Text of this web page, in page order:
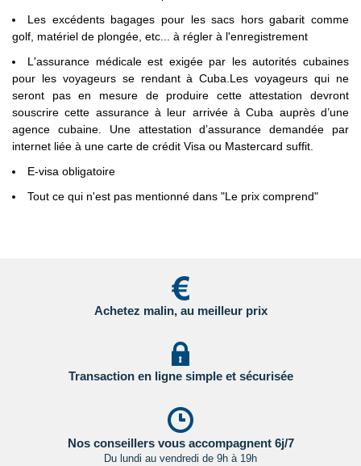
Transit par la Grande Bretagne, les Etat-Unis et le Canada
des formalités spécifiques s'appliquent.Nous vous invitons à
consulter les sites ci-dessous pour plus d’information :
- Grande Bretagne : sur le site du gouvernement britannique
en
Cliquant ici.
- Etats Unis : sur le site du Service Public en
Cliquant ici.
Cliquant ici.
Les formalités administratives et sanitaires étant
susceptibles de changer entre votre réservation et votre
régulièrement le site du ministère des affaires étrangères en
Cliquant ici.
Les excédents bagages pour les sacs hors gabarit comme
golf, matériel de plongée, etc... à régler à l'enregistrement
L'assurance médicale est exigée par les autorités cubaines
pour les voyageurs se rendant à Cuba.Les voyageurs qui ne
seront pas en mesure de produire cette attestation devront
souscrire cette assurance à leur arrivée à Cuba auprès d’une
agence cubaine. Une attestation d’assurance demandée par
internet liée à une carte de crédit Visa ou Mastercard suffit.
E-visa obligatoire
Tout ce qui n'est pas mentionné dans "Le prix comprend"
Achetez malin, au meilleur prix
Transaction en ligne simple et sécurisée
Nos conseillers vous accompagnent 6j/7
Du lundi au vendredi de 9h à 19h